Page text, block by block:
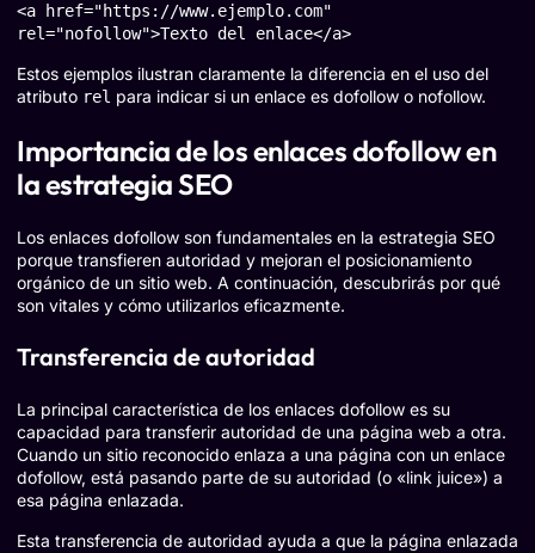
<a href="https://www.ejemplo.com"
rel="nofollow">Texto del enlace</a>
Estos ejemplos ilustran claramente la diferencia en el uso del
atributo rel para indicar si un enlace es dofollow o nofollow.
Importancia de los enlaces dofollow en
la estrategia SEO
Los enlaces dofollow son fundamentales en la estrategia SEO
porque transfieren autoridad y mejoran el posicionamiento
orgánico de un sitio web. A continuación, descubrirás por qué
son vitales y cómo utilizarlos eficazmente.
Transferencia de autoridad
La principal característica de los enlaces dofollow es su
capacidad para transferir autoridad de una página web a otra.
Cuando un sitio reconocido enlaza a una página con un enlace
dofollow, está pasando parte de su autoridad (o «link juice») a
esa página enlazada.
Esta transferencia de autoridad ayuda a que la página enlazada